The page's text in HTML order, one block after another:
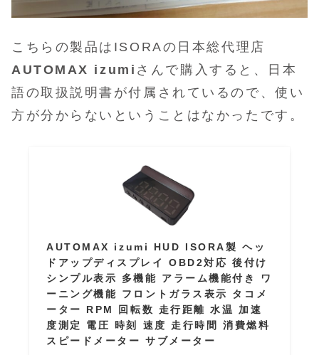
こちらの製品はISORAの日本総代理店
AUTOMAX izumi さんで購入すると 、
日本
語の取扱説明書が付属されているので、使い
方が分からないということはなかったです。
AUTOMAX izumi HUD ISORA製 ヘッ
ドアップディスプレイ OBD2対応 後付け
シンプル表示 多機能 アラーム機能付き ワ
ーニング機能 フロントガラス表示 タコメ
ーター RPM 回転数 走行距離 水温 加速
度測定 電圧 時刻 速度 走行時間 消費燃料
スピードメーター サブメーター